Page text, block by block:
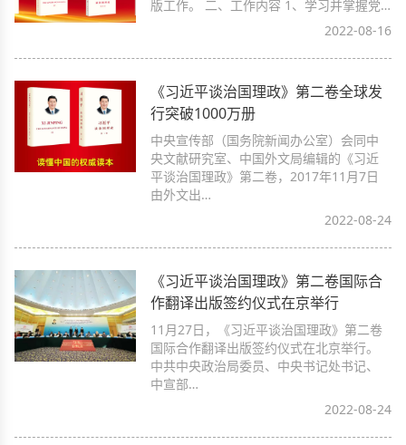
版工作。 二、工作内容 1、学习并掌握党…
2022-08-16
《习近平谈治国理政》第二卷全球发
行突破1000万册
中央宣传部（国务院新闻办公室）会同中
央文献研究室、中国外文局编辑的《习近
平谈治国理政》第二卷，2017年11月7日
由外文出…
2022-08-24
《习近平谈治国理政》第二卷国际合
作翻译出版签约仪式在京举行
11月27日，《习近平谈治国理政》第二卷
国际合作翻译出版签约仪式在北京举行。
中共中央政治局委员、中央书记处书记、
中宣部…
2022-08-24